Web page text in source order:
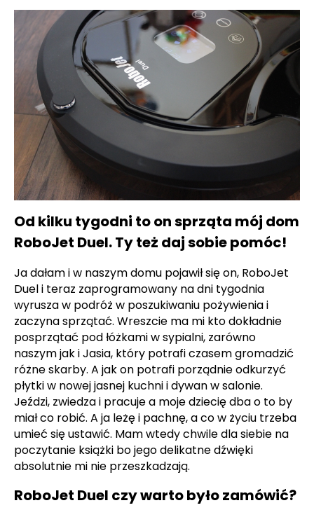
Od kilku tygodni to on sprząta mój dom
RoboJet Duel. Ty też daj sobie pomóc!
Ja dałam i w naszym domu pojawił się on, RoboJet
Duel i teraz zaprogramowany na dni tygodnia
wyrusza w podróż w poszukiwaniu pożywienia i
zaczyna sprzątać. Wreszcie ma mi kto dokładnie
posprzątać pod łóżkami w sypialni, zarówno
naszym jak i Jasia, który potrafi czasem gromadzić
różne skarby. A jak on potrafi porządnie odkurzyć
płytki w nowej jasnej kuchni i dywan w salonie.
Jeździ, zwiedza i pracuje a moje dziecię dba o to by
miał co robić. A ja leżę i pachnę, a co w życiu trzeba
umieć się ustawić. Mam wtedy chwile dla siebie na
poczytanie książki bo jego delikatne dźwięki
absolutnie mi nie przeszkadzają.
RoboJet Duel czy warto było zamówić?